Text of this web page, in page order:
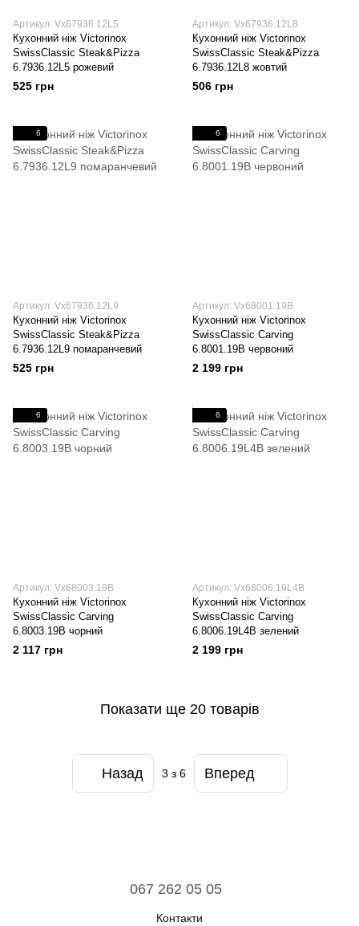
Артикул: Vx67936.12L5
Кухонний ніж Victorinox
SwissClassic Steak&Pizza
6.7936.12L5 рожевий
525 грн
Артикул: Vx67936.12L8
Кухонний ніж Victorinox
SwissClassic Steak&Pizza
6.7936.12L8 жовтий
506 грн
6
Артикул: Vx67936.12L9
Кухонний ніж Victorinox
SwissClassic Steak&Pizza
6.7936.12L9 помаранчевий
525 грн
6
Артикул: Vx68001.19B
Кухонний ніж Victorinox
SwissClassic Carving
6.8001.19B червоний
2 199 грн
6
Артикул: Vx68003.19B
Кухонний ніж Victorinox
SwissClassic Carving
6.8003.19B чорний
2 117 грн
6
Артикул: Vx68006.19L4B
Кухонний ніж Victorinox
SwissClassic Carving
6.8006.19L4B зелений
2 199 грн
Показати ще 20 товарів
Назад 3 з 6 Вперед
067 262 05 05
Контакти